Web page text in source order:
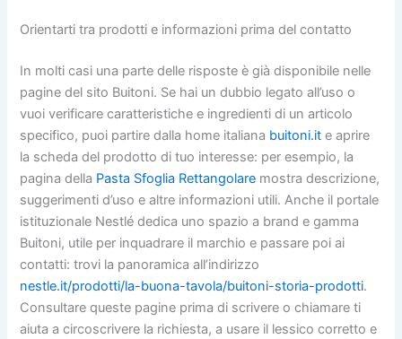
Orientarti tra prodotti e informazioni prima del contatto
In molti casi una parte delle risposte è già disponibile nelle
pagine del sito Buitoni. Se hai un dubbio legato all’uso o
vuoi verificare caratteristiche e ingredienti di un articolo
specifico, puoi partire dalla home italiana buitoni.it e aprire
la scheda del prodotto di tuo interesse: per esempio, la
pagina della Pasta Sfoglia Rettangolare mostra descrizione,
suggerimenti d’uso e altre informazioni utili. Anche il portale
istituzionale Nestlé dedica uno spazio a brand e gamma
Buitoni, utile per inquadrare il marchio e passare poi ai
contatti: trovi la panoramica all’indirizzo
nestle.it/prodotti/la-buona-tavola/buitoni-storia-prodotti.
Consultare queste pagine prima di scrivere o chiamare ti
aiuta a circoscrivere la richiesta, a usare il lessico corretto e